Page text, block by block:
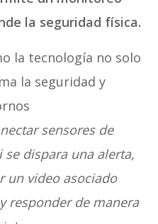
la seguridad física.
la tecnología no solo
la seguridad y
sensores de
dispara una alerta,
un video asociado
responder de manera